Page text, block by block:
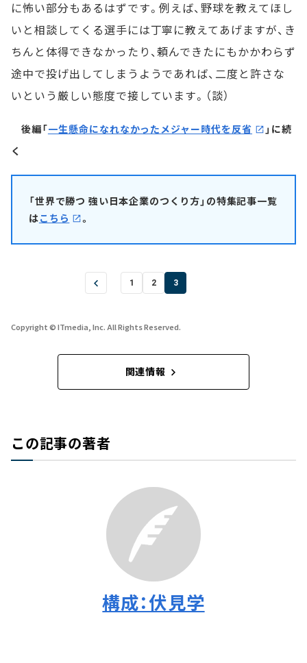
に怖い部分もあるはずです。例えば、野球を教えてほし
いと相談してくる選手には丁寧に教えてあげますが、き
ちんと体得できなかったり、頼んできたにもかかわらず
途中で投げ出してしまうようであれば、二度と許さな
いという厳しい態度で接しています。（談）
後編「一生懸命になれなかったメジャー時代を反省
」に続
く
「世界で勝つ 強い日本企業のつくり方」の特集記事一覧
はこちら 。
1 2 3
Copyright © ITmedia, Inc. All Rights Reserved.
関連情報
この記事の著者
構成：伏見学